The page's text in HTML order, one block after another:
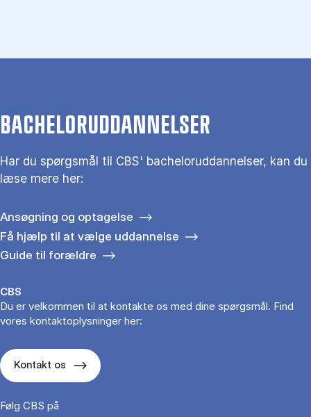
BACHELORUDDANNELSER
Har du spørgsmål til CBS' bacheloruddannelser, kan du
læse mere her:
Ansøgning og optagelse
Få hjælp til at vælge uddannelse
Guide til forældre
CBS
Du er velkommen til at kontakte os med dine spørgsmål. Find
vores kontaktoplysninger her:
Kontakt os
Følg CBS på